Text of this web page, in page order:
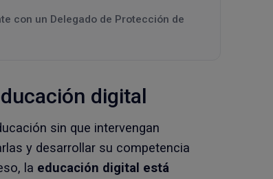
con un Delegado de Protección de
digital
sin que intervengan
y desarrollar su competencia
la educación digital está